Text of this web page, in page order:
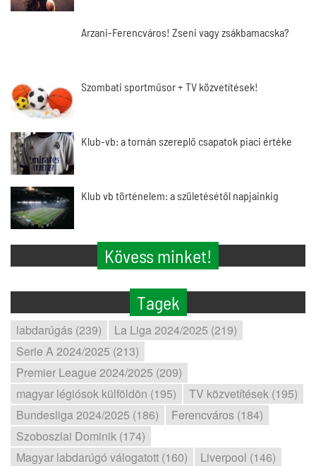
Arzani-Ferencváros! Zseni vagy zsákbamacska?
Szombati sportműsor + TV közvetítések!
Klub-vb: a tornán szereplő csapatok piaci értéke
Klub vb történelem: a születésétől napjainkig
Kövess minket!
Tagek
labdarúgás (239)
La Liga 2024/2025 (219)
Serie A 2024/2025 (213)
Premier League 2024/2025 (209)
magyar légiósok külföldön (195)
TV közvetítések (195)
Bundesliga 2024/2025 (186)
Ferencváros (184)
Szoboszlai Dominik (174)
Magyar labdarúgó válogatott (160)
Liverpool (146)